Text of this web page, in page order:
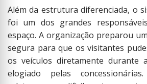
Além da estrutura diferenciada, o
foi um dos grandes
espaço. A organização preparou
segura para que os visitantes
os veículos diretamente durante
elogiado pelas